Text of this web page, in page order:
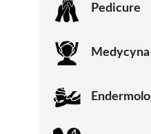
Pedicure